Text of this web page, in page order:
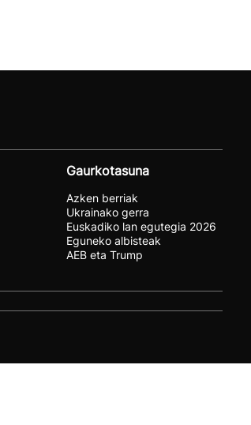
Gaurkotasuna
Azken berriak
Ukrainako gerra
Euskadiko lan egutegia 2026
Eguneko albisteak
AEB eta Trump